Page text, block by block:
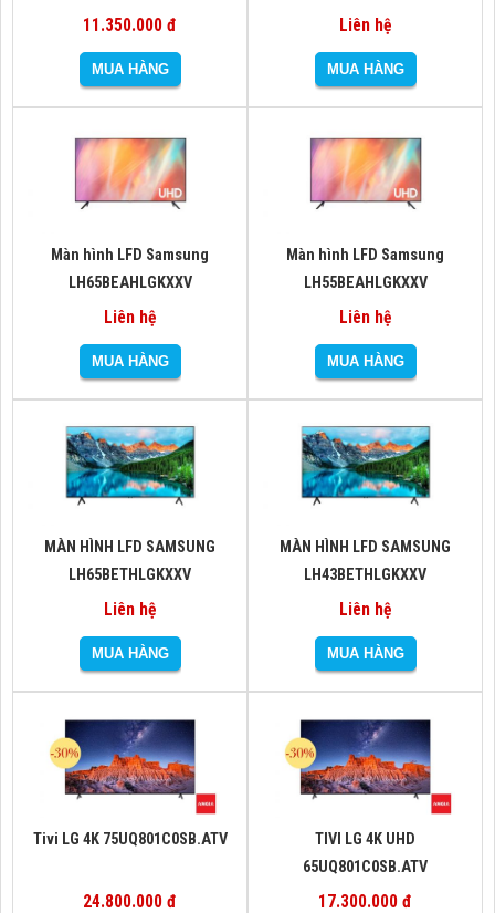
11.350.000 đ Liên hệ
Màn hình LFD Samsung
LH65BEAHLGKXXV
Liên hệ
Màn hình LFD Samsung
LH55BEAHLGKXXV
Liên hệ
MÀN HÌNH LFD SAMSUNG
LH65BETHLGKXXV
Liên hệ
MÀN HÌNH LFD SAMSUNG
LH43BETHLGKXXV
Liên hệ
Tivi LG 4K 75UQ801C0SB.ATV
24.800.000 đ
TIVI LG 4K UHD
65UQ801C0SB.ATV
17.300.000 đ